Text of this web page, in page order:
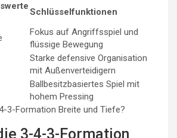
Schlüsselfunktionen
Fokus auf Angriffsspiel und
flüssige Bewegung
Starke defensive Organisation
mit Außenverteidigern
Ballbesitzbasiertes Spiel mit
hohem Pressing
3-4-3-Formation